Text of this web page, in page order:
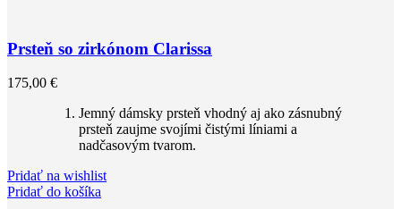
Prsteň so zirkónom Clarissa
175,00 €
Jemný dámsky prsteň vhodný aj ako zásnubný
prsteň zaujme svojími čistými líniami a
nadčasovým tvarom.
Pridať na wishlist
Pridať do košíka